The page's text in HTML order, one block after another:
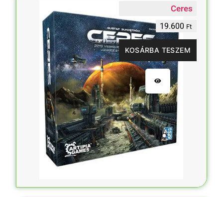
Ceres
19.600 Ft
KOSÁRBA TESZEM